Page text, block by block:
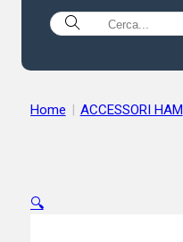
Home | ACCESSORI HAM
🔍